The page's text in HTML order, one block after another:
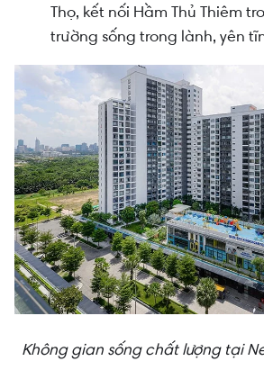
Thọ, kết nối Hầm Thủ Thiêm
trường sống trong lành, yên
Không gian sống chất lượng tại